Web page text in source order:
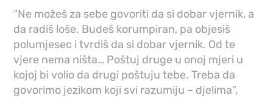
“Ne možeš za sebe govoriti da si dobar vjernik, a
da radiš loše. Budeš korumpiran, pa objesiš
polumjesec i tvrdiš da si dobar vjernik. Od te
vjere nema ništa… Poštuj druge u onoj mjeri u
kojoj bi volio da drugi poštuju tebe. Treba da
govorimo jezikom koji svi razumiju – djelima”,